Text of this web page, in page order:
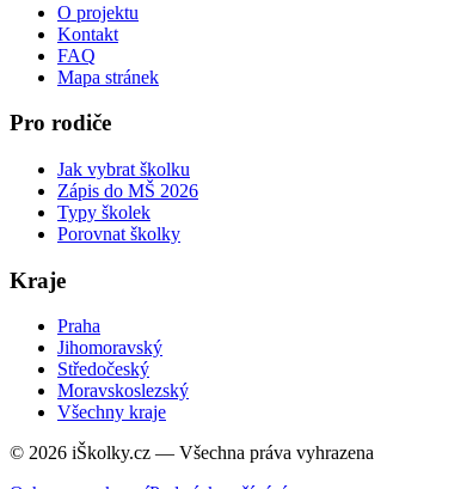
O projektu
Kontakt
FAQ
Mapa stránek
Pro rodiče
Jak vybrat školku
Zápis do MŠ 2026
Typy školek
Porovnat školky
Kraje
Praha
Jihomoravský
Středočeský
Moravskoslezský
Všechny kraje
© 2026 iŠkolky.cz — Všechna práva vyhrazena